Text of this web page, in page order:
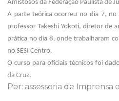
Amistosos da Federação Paulista de
A parte teórica ocorreu no dia 7, no
professor Takeshi Yokoti, diretor de
prática no dia 8, onde trabalharam
no SESI Centro.
O curso para oficiais técnicos foi
da Cruz.
Por: assessoria de Imprensa